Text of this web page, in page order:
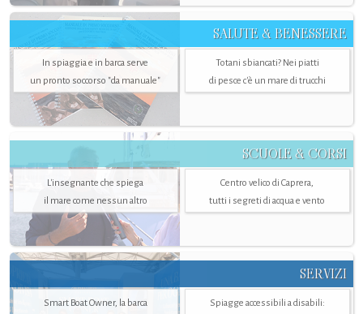
SALUTE & BENESSERE
In spiaggia e in barca serve
un pronto soccorso "da manuale"
Totani sbiancati? Nei piatti
di pesce c'è un mare di trucchi
SCUOLE & CORSI
L'insegnante che spiega
il mare come nessun altro
Centro velico di Caprera,
tutti i segreti di acqua e vento
SERVIZI
Smart Boat Owner, la barca
Spiagge accessibili a disabili: